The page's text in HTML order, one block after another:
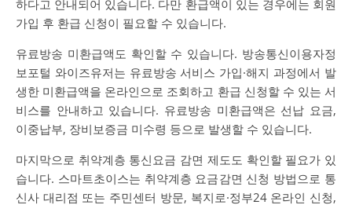
하다고 안내되어 있습니다. 다만 환급액이 있는 경우에는 회원
가입 후 환급 신청이 필요할 수 있습니다.
유료방송 미환급액도 확인할 수 있습니다. 방송통신이용자정
보포털 와이즈유저는 유료방송 서비스 가입·해지 과정에서 발
생한 미환급액을 온라인으로 조회하고 환급 신청할 수 있는 서
비스를 안내하고 있습니다. 유료방송 미환급액은 선납 요금,
이중납부, 장비보증금 미수령 등으로 발생할 수 있습니다.
마지막으로 취약계층 통신요금 감면 제도도 확인할 필요가 있
습니다. 스마트초이스는 취약계층 요금감면 신청 방법으로 통
신사 대리점 또는 주민센터 방문, 복지로·정부24 온라인 신청,